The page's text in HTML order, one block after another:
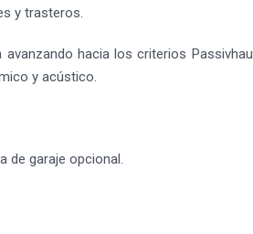
y trasteros.
hacia los criterios
y acústico.
de garaje opcional.